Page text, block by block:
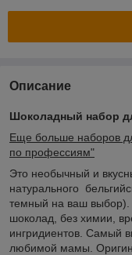
Описание
Шоколадный набор
Еще больше наборов
по профессиям"
Это необычный и
натурального
темный на ваш
шоколад, без химии,
ингридиентов. Самый
любимой мамы.